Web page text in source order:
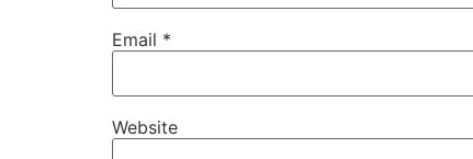
Email *
Website